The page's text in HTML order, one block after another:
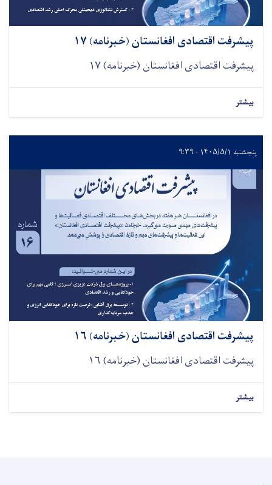
پیشرفت اقتصادی افغانستان (خبرنامه) ۱۷
پیشرفت اقتصادی افغانستان (خبرنامه) ۱۷
بیشتر
پنجشنبه ۱۴۰۵/۵/۱ - ۹:۳۹
پیشرفت اقتصادی افغانستان (خبرنامه) ۱۶
پیشرفت اقتصادی افغانستان (خبرنامه) ۱۶
بیشتر